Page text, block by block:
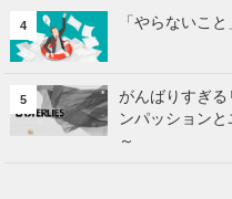
4 「やらないこ
5
がんばりすぎ
ンパッション
～